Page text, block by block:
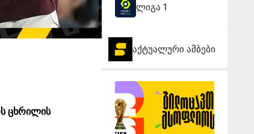
ცხრილის
ლიგა 1
აქტუალური ამბები